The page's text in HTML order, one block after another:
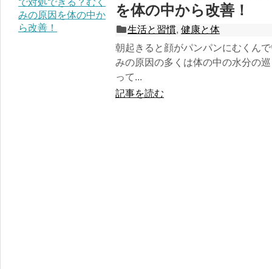
を体の中から改善！
生活と習慣, 健康と体
朝起きると顔がパンパンにむくん
みの原因の多くは体の中の水分の
って...
記事を読む